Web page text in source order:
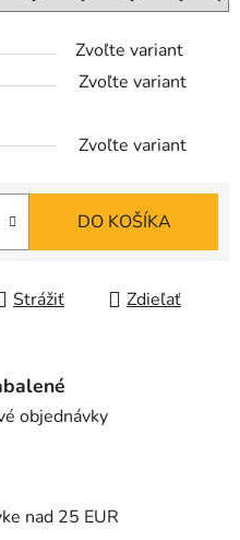
Zvoľte variant
Zvoľte variant
Zvoľte variant
DO KOŠÍKA
Strážiť Zdieľať
objednávky
nad 25 EUR